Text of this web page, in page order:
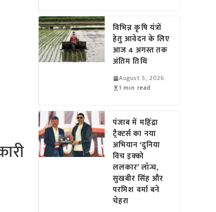
विभिन्न कृषि यंत्रों
हेतु आवेदन के लिए
आज 4 अगस्त तक
अंतिम तिथि
August 5, 2026
1 min read
पंजाब में महिंद्रा
ट्रैक्टर्स का नया
अभियान ‘दुनिया
विच इक्को
ललकार’ लॉन्च,
सुखबीर सिंह और
परमिश वर्मा बने
चेहरा